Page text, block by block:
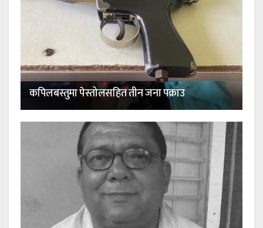
कपिलबस्तुमा पेस्तोलसहित तीन जना पक्राउ